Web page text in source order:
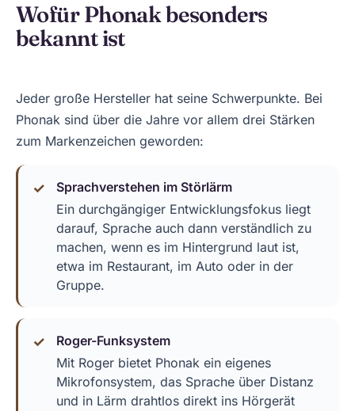
Wofür Phonak besonders
bekannt ist
Jeder große Hersteller hat seine Schwerpunkte. Bei
Phonak sind über die Jahre vor allem drei Stärken
zum Markenzeichen geworden:
Sprachverstehen im Störlärm
Ein durchgängiger Entwicklungsfokus liegt
darauf, Sprache auch dann verständlich zu
machen, wenn es im Hintergrund laut ist,
etwa im Restaurant, im Auto oder in der
Gruppe.
Roger-Funksystem
Mit Roger bietet Phonak ein eigenes
Mikrofonsystem, das Sprache über Distanz
und in Lärm drahtlos direkt ins Hörgerät